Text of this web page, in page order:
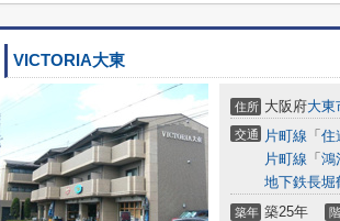
VICTORIA大東
住所 大阪府大東
交通 片町線 「 住
片町線 「 鴻
地下鉄長堀
築年 築25年